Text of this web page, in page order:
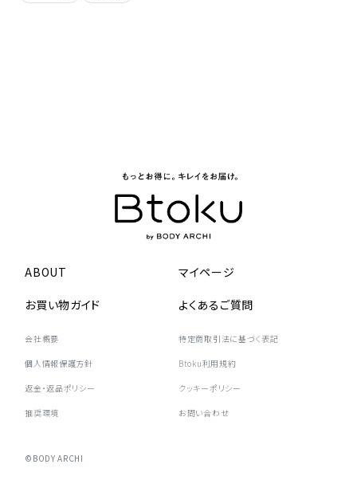
ABOUT マイページ
お買い物ガイド よくあるご質問
会社概要 特定商取引法に基づく表記
個人情報保護方針 Btoku利用規約
返金・返品ポリシー クッキーポリシー
推奨環境 お問い合わせ
©BODY ARCHI